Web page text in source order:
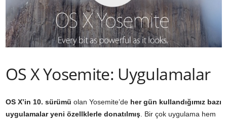
OS X Yosemite: Uygulamalar
OS X’in 10. sürümü olan Yosemite’de her gün kullandığımız bazı
uygulamalar yeni özellklerle donatılmış . Bir çok uygulama hem